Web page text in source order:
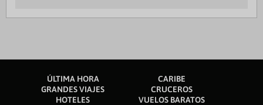
ÚLTIMA HORA
CARIBE
GRANDES VIAJES
CRUCEROS
HOTELES
VUELOS BARATOS